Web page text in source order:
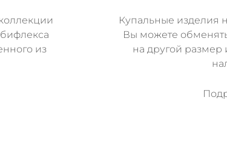
из
Купальные изделия
Вы можете
на другой размер